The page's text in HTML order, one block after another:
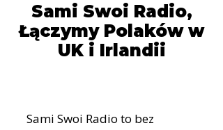
Sami Swoi Radio,
Łączymy Polaków w
UK i Irlandii
Sami Swoi Radio to bez